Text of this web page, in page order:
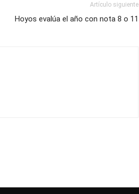
Artículo siguiente
Hoyos evalúa el año con nota 8 o 11